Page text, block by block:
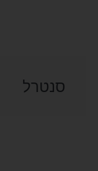
סנטרל